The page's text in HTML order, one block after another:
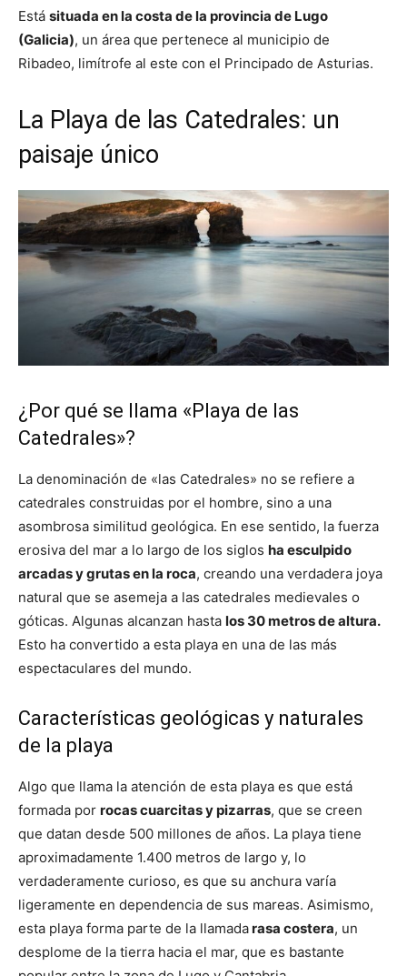
Está situada en la costa de la provincia de Lugo
(Galicia), un área que pertenece al municipio de
Ribadeo, limítrofe al este con el Principado de Asturias.
La Playa de las Catedrales: un
paisaje único
¿Por qué se llama «Playa de las
Catedrales»?
La denominación de «las Catedrales» no se refiere a
catedrales construidas por el hombre, sino a una
asombrosa similitud geológica. En ese sentido, la fuerza
erosiva del mar a lo largo de los siglos ha esculpido
arcadas y grutas en la roca, creando una verdadera joya
natural que se asemeja a las catedrales medievales o
góticas. Algunas alcanzan hasta los 30 metros de altura.
Esto ha convertido a esta playa en una de las más
espectaculares del mundo.
Características geológicas y naturales
de la playa
Algo que llama la atención de esta playa es que está
formada por rocas cuarcitas y pizarras, que se creen
que datan desde 500 millones de años. La playa tiene
aproximadamente 1.400 metros de largo y, lo
verdaderamente curioso, es que su anchura varía
ligeramente en dependencia de sus mareas. Asimismo,
esta playa forma parte de la llamadarasa costera, un
desplome de la tierra hacia el mar, que es bastante